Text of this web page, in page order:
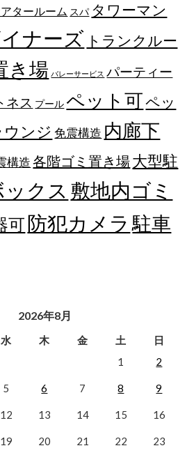
タールーム スパ タワーマン
ナーズ トランクルー
き場 バレーサービス パーティー
ネス プール ペット可ペッ
ウンジ 免震構造 内廊下
構造 各階ゴミ置き場大型駐
クス 敷地内ゴミ
可防犯カメラ 駐車
2026年8月
水 木 金 土
日
1
2
5 6 7 8 9
12 13 14 15 16
19 20 21 22 23